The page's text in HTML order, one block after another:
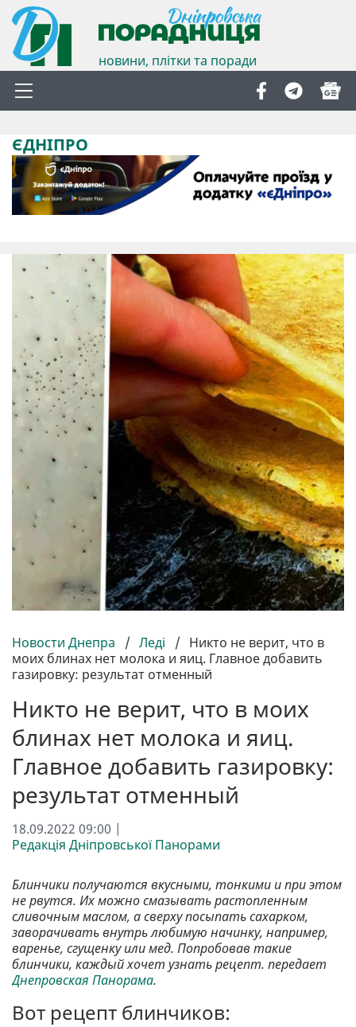
новини, плітки та поради
ЄДНІПРО
Новости Днепра / Леді / Никто не верит, что в
моих блинах нет молока и яиц. Главное добавить
газировку: результат отменный
Никто не верит, что в моих
блинах нет молока и яиц.
Главное добавить газировку:
результат отменный
18.09.2022 09:00 |
Редакція Дніпровської Панорами
Блинчики получаются вкусными, тонкими и при этом
не рвутся. Их можно смазывать растопленным
сливочным маслом, а сверху посыпать сахарком,
заворачивать внутрь любимую начинку, например,
варенье, сгущенку или мед. Попробовав такие
блинчики, каждый хочет узнать рецепт. передает
Днепровская Панорама.
Вот рецепт блинчиков: